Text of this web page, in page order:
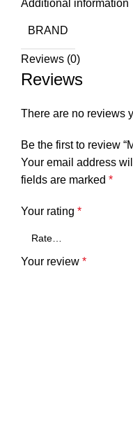
Additional information
BRAND
Reviews (0)
Reviews
There are no reviews
Be the first to review
Your email address
fields are marked *
Your rating *
Your review *